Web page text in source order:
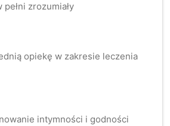
zrozumiały
opiekę w zakresie leczenia
intymności i godności